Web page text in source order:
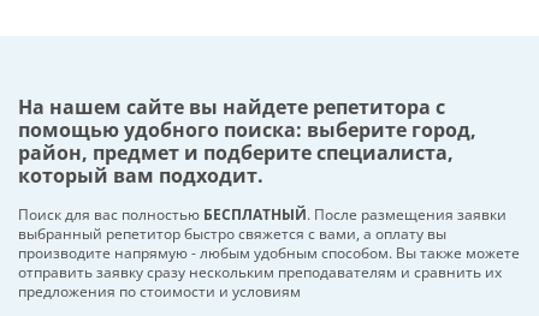
На нашем сайте вы найдете репетитора с
помощью удобного поиска: выберите город,
район, предмет и подберите специалиста,
который вам подходит.
Поиск для вас полностью БЕСПЛАТНЫЙ. После размещения заявки
выбранный репетитор быстро свяжется с вами, а оплату вы
производите напрямую - любым удобным способом. Вы также можете
отправить заявку сразу нескольким преподавателям и сравнить их
предложения по стоимости и условиям